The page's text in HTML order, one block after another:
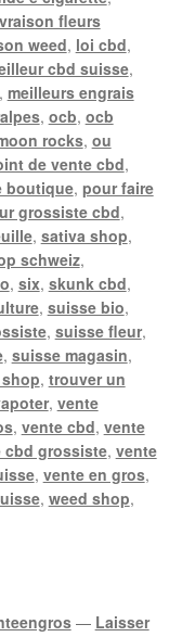
fleurs
weed, loi cbd,
cbd suisse,
meilleurs engrais
, ocb, ocb
rocks, ou
de vente cbd,
boutique, pour faire
grossiste cbd,
, sativa shop,
schweiz,
, six, skunk cbd,
, suisse bio,
, suisse fleur,
, suisse magasin,
, trouver un
, vente
, vente cbd, vente
cbd grossiste, vente
, vente en gros,
, weed shop,
— Laisser